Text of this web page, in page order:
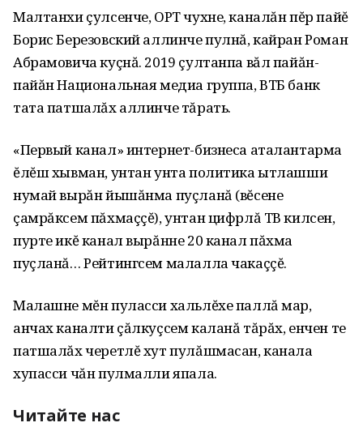
Малтанхи çулсенче, ОРТ чухне, каналăн пĕр пайĕ
Борис Березовский аллинче пулнă, кайран Роман
Абрамовича куçнă. 2019 çултанпа вăл пайăн-
пайăн Национальная медиа группа, ВТБ банк
тата патшалăх аллинче тăрать.
«Первый канал» интернет-бизнеса аталантарма
ĕлĕш хывман, унтан унта политика ытлашши
нумай вырăн йышăнма пуçланă (вĕсене
çамрăксем пăхмаççĕ), унтан цифрлă ТВ килсен,
пурте икĕ канал вырăнне 20 канал пăхма
пуçланă… Рейтингсем малалла чакаççĕ.
Малашне мĕн пуласси хальлĕхе паллă мар,
анчах каналти çăлкуçсем каланă тăрăх, енчен те
патшалăх черетлĕ хут пулăшмасан, канала
хупасси чăн пулмалли япала.
Читайте нас